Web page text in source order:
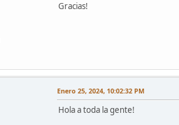
Gracias!
Enero 25, 2024, 10:02:32 PM
Hola a toda la gente!